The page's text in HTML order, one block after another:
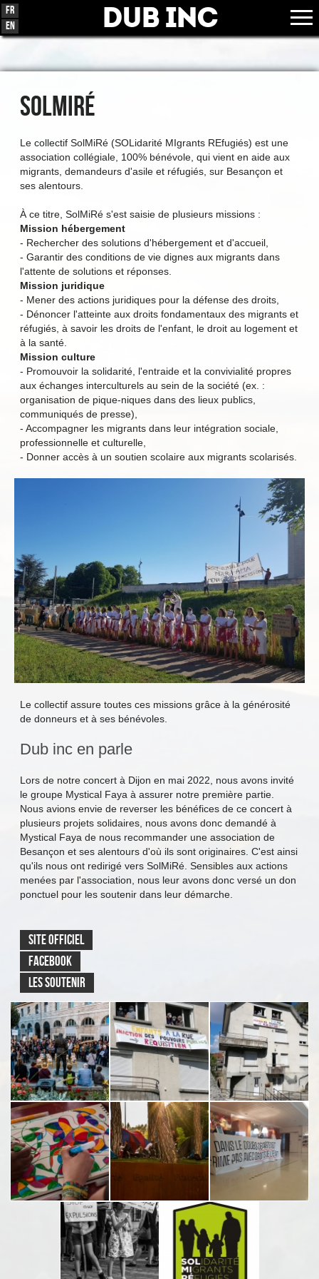
Dub Inc
Fr
En
SOLMIRÉ
Le collectif SolMiRé (SOLidarité MIgrants REfugiés) est une
association collégiale, 100% bénévole, qui vient en aide aux
migrants, demandeurs d'asile et réfugiés, sur Besançon et
ses alentours.
À ce titre, SolMiRé s'est saisie de plusieurs missions :
Mission hébergement
- Rechercher des solutions d'hébergement et d'accueil,
- Garantir des conditions de vie dignes aux migrants dans
l'attente de solutions et réponses.
Mission juridique
- Mener des actions juridiques pour la défense des droits,
- Dénoncer l'atteinte aux droits fondamentaux des migrants et
réfugiés, à savoir les droits de l'enfant, le droit au logement et
à la santé.
Mission culture
- Promouvoir la solidarité, l'entraide et la convivialité propres
aux échanges interculturels au sein de la société (ex. :
organisation de pique-niques dans des lieux publics,
communiqués de presse),
- Accompagner les migrants dans leur intégration sociale,
professionnelle et culturelle,
- Donner accès à un soutien scolaire aux migrants scolarisés.
Le collectif assure toutes ces missions grâce à la générosité
de donneurs et à ses bénévoles.
Dub inc en parle
Lors de notre concert à Dijon en mai 2022, nous avons invité
le groupe Mystical Faya à assurer notre première partie.
Nous avions envie de reverser les bénéfices de ce concert à
plusieurs projets solidaires, nous avons donc demandé à
Mystical Faya de nous recommander une association de
Besançon et ses alentours d'où ils sont originaires. C'est ainsi
qu'ils nous ont redirigé vers SolMiRé. Sensibles aux actions
menées par l'association, nous leur avons donc versé un don
ponctuel pour les soutenir dans leur démarche.
SITE OFFICIEL
FACEBOOK
LES SOUTENIR